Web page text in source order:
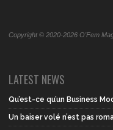
Copyright © 2020-2026 O'Fem
LATEST NEWS
Qu’est-ce qu’un Business
Un baiser volé n’est pas